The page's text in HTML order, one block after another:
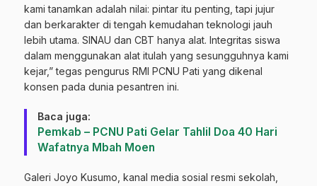
kami tanamkan adalah nilai: pintar itu penting, tapi jujur
dan berkarakter di tengah kemudahan teknologi jauh
lebih utama. SINAU dan CBT hanya alat. Integritas siswa
dalam menggunakan alat itulah yang sesungguhnya kami
kejar,” tegas pengurus RMI PCNU Pati yang dikenal
konsen pada dunia pesantren ini.
Baca juga:
Pemkab – PCNU Pati Gelar Tahlil Doa 40 Hari
Wafatnya Mbah Moen
Galeri Joyo Kusumo, kanal media sosial resmi sekolah,